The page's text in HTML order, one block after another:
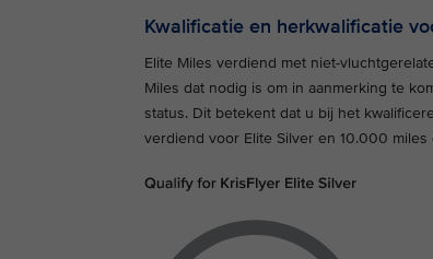
Kwalificatie en herkwalificatie
Elite Miles verdiend met niet-
Miles dat nodig is om in aanmerking te
status. Dit betekent dat u bij het
verdiend voor Elite Silver en 10.000